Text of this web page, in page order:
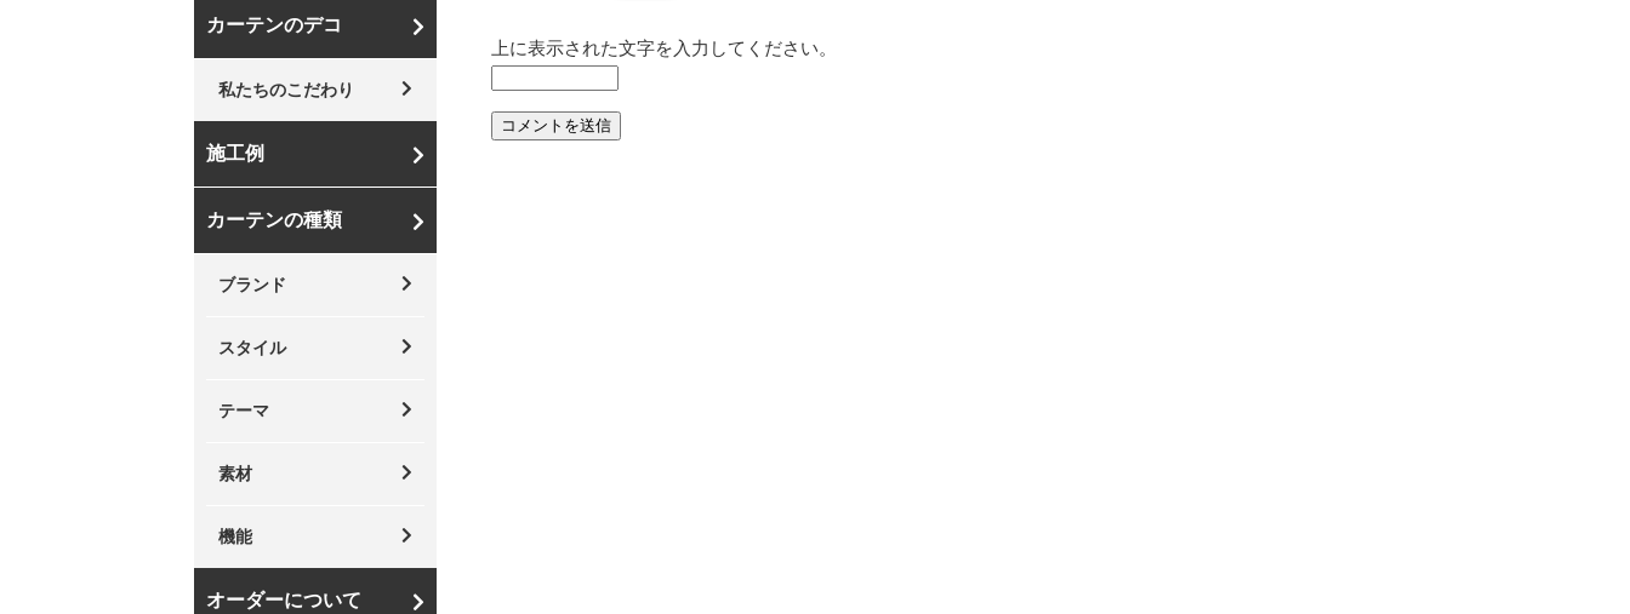
上に表示された文字を入力してください。
カーテンのデコ
私たちのこだわり
施工例
カーテンの種類
ブランド
スタイル
テーマ
素材
機能
オーダーについて